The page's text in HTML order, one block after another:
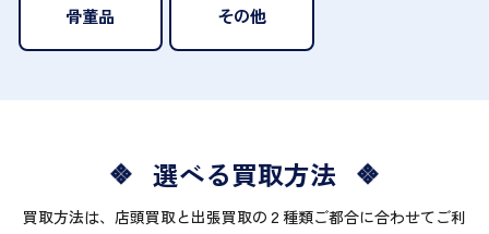
骨董品 その他
選べる買取方法
買取方法は、店頭買取と出張買取の２種類ご都合に合わせてご利